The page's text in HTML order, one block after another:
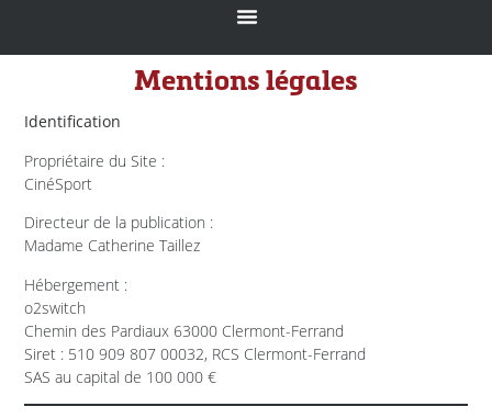
Mentions légales
Identification
Propriétaire du Site :
CinéSport
Directeur de la publication :
Madame Catherine Taillez
Hébergement :
o2switch
Chemin des Pardiaux 63000 Clermont-Ferrand
Siret : 510 909 807 00032, RCS Clermont-Ferrand
SAS au capital de 100 000 €